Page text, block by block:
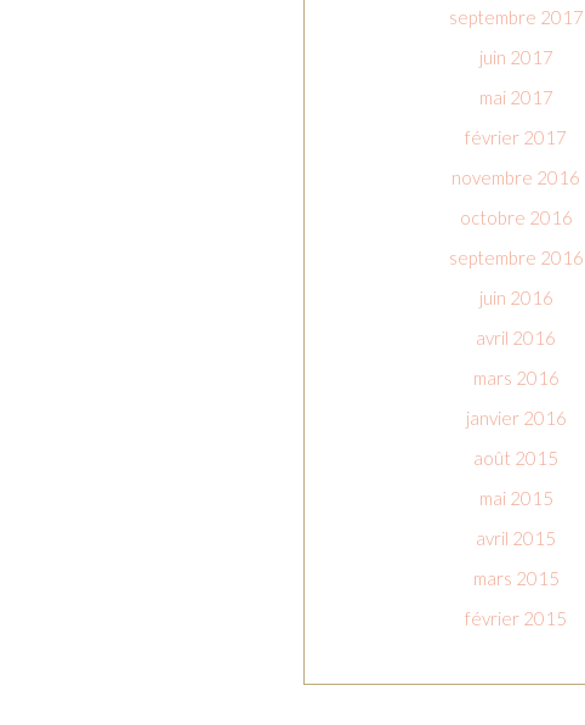
septembre 2017
juin 2017
mai 2017
février 2017
novembre 2016
octobre 2016
septembre 2016
juin 2016
avril 2016
mars 2016
janvier 2016
août 2015
mai 2015
avril 2015
mars 2015
février 2015